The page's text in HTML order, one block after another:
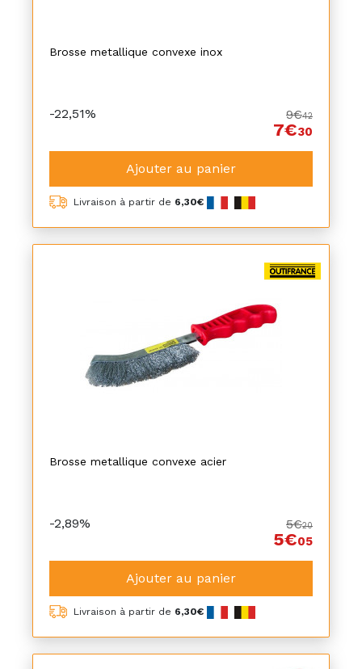
Brosse metallique convexe inox
-22,51% 9€42
7€30
Ajouter au panier
Livraison à partir de 6,30€
Brosse metallique convexe acier
-2,89% 5€20
5€05
Ajouter au panier
Livraison à partir de 6,30€